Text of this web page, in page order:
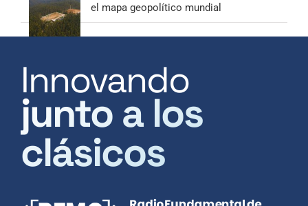
el mapa geopolítico mundial
Innovando
junto a los
clásicos